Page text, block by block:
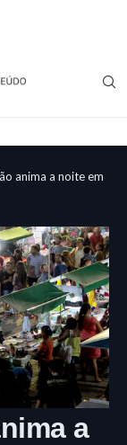
anima a noite em
a